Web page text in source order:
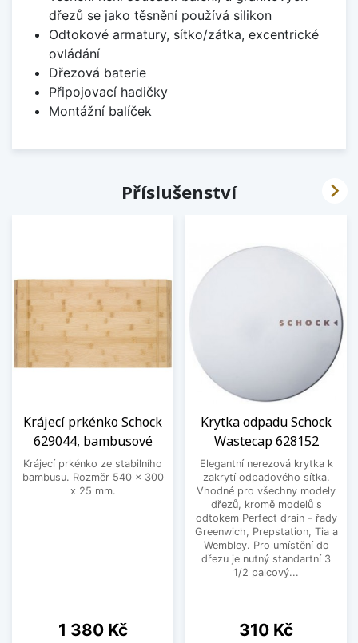
dřezů se jako těsnění používá silikon
Odtokové armatury, sítko/zátka, excentrické
ovládání
Dřezová baterie
Připojovací hadičky
Montážní balíček
Příslušenství
Krájecí prkénko Schock
629044, bambusové
Krájecí prkénko ze stabilního
bambusu. Rozměr 540 x 300
x 25 mm.
Cena
1 380 Kč
Krytka odpadu Schock
Wastecap 628152
Elegantní nerezová krytka k
zakrytí odpadového sítka.
Vhodné pro všechny modely
dřezů, kromě modelů s
odtokem Perfect drain - řady
Greenwich, Prepstation, Tia a
Wembley. Pro umístění do
dřezu je nutný standartní 3
1/2 palcový...
Cena
310 Kč
